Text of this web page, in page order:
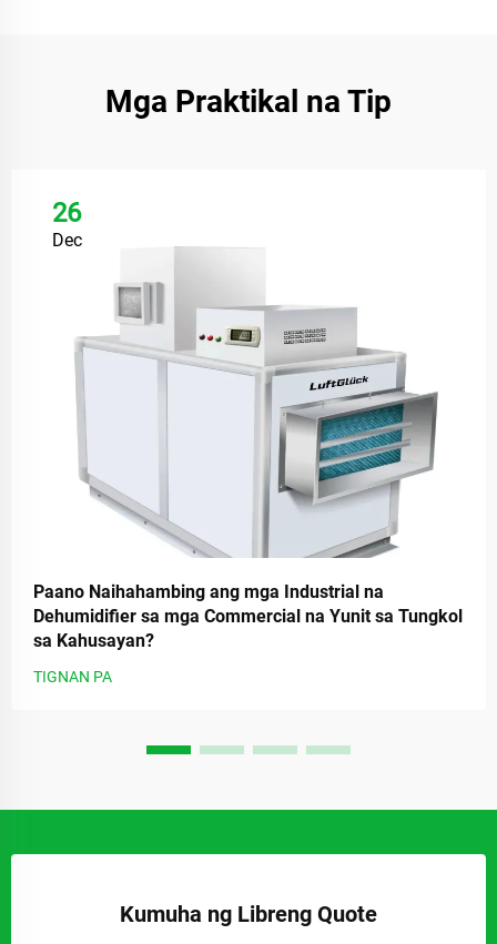
Mga Praktikal na Tip
26
Dec
Paano Naihahambing ang mga Industrial na
Dehumidifier sa mga Commercial na Yunit sa Tungkol
sa Kahusayan?
TIGNAN PA
Kumuha ng Libreng Quote